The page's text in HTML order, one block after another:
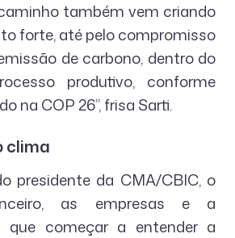
também vem criando
forte, até pelo compromisso
de carbono, dentro do
produtivo, conforme
na COP 26”, frisa Sarti.
clima
presidente da CMA/CBIC, o
as empresas e a
que começar a entender a